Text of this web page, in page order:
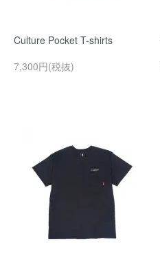
Culture Pocket T-shirts
7,300円(税抜)